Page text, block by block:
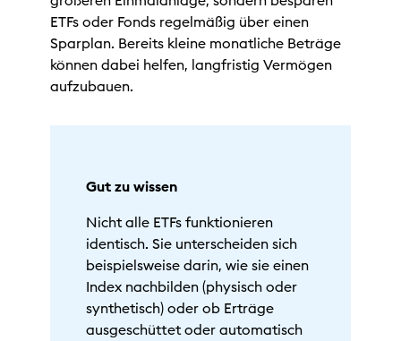
ETFs oder Fonds regelmäßig über einen
Sparplan. Bereits kleine monatliche Beträge
können dabei helfen, langfristig Vermögen
aufzubauen.
Gut zu wissen
Nicht alle ETFs funktionieren
identisch. Sie unterscheiden sich
beispielsweise darin, wie sie einen
Index nachbilden (physisch oder
synthetisch) oder ob Erträge
ausgeschüttet oder automatisch